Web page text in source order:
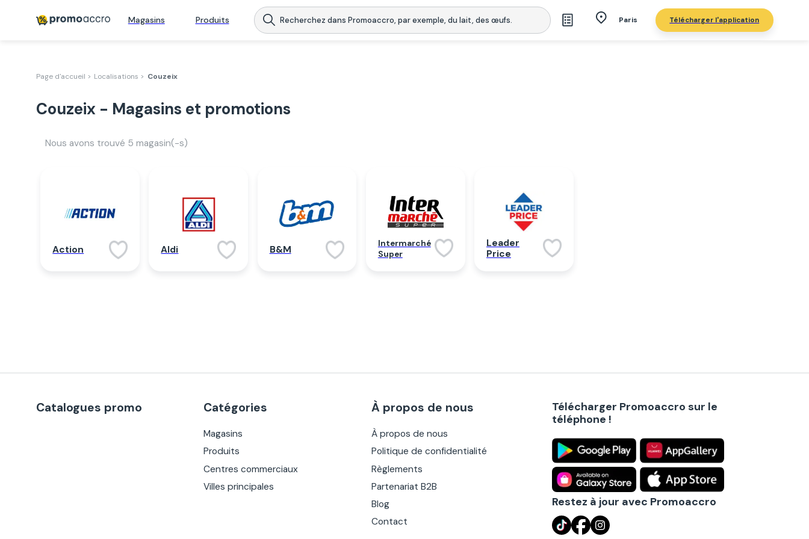
Magasins Produits Paris Télécharger l'application
Page d'accueil > Localisations > Couzeix
Couzeix - Magasins et promotions
Nous avons trouvé 5 magasin(-s)
Action Aldi B&M
Intermarché
Super
Leader
Price
Catalogues promo Catégories
Magasins
Produits
Centres commerciaux
Villes principales
À propos de nous
À propos de nous
Politique de confidentialité
Règlements
Partenariat B2B
Blog
Contact
Télécharger Promoaccro sur le
téléphone !
Restez à jour avec Promoaccro